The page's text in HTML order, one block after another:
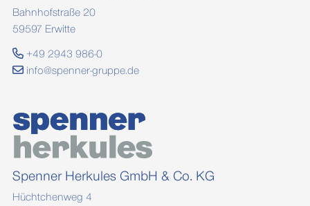
Bahnhofstraße 20
59597 Erwitte
+49 2943 986-0
info@spenner-gruppe.de
Spenner Herkules GmbH & Co. KG
Hüchtchenweg 4